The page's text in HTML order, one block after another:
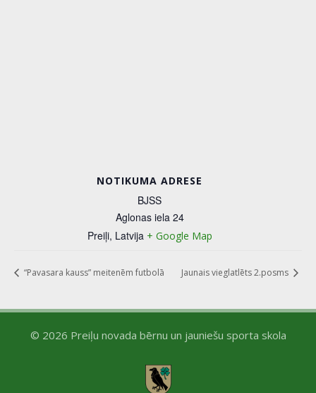
NOTIKUMA ADRESE
BJSS
Aglonas iela 24
Preiļi, Latvija + Google Map
“Pavasara kauss” meitenēm futbolā Jaunais vieglatlēts 2.posms
© 2026 Preiļu novada bērnu un jauniešu sporta skola